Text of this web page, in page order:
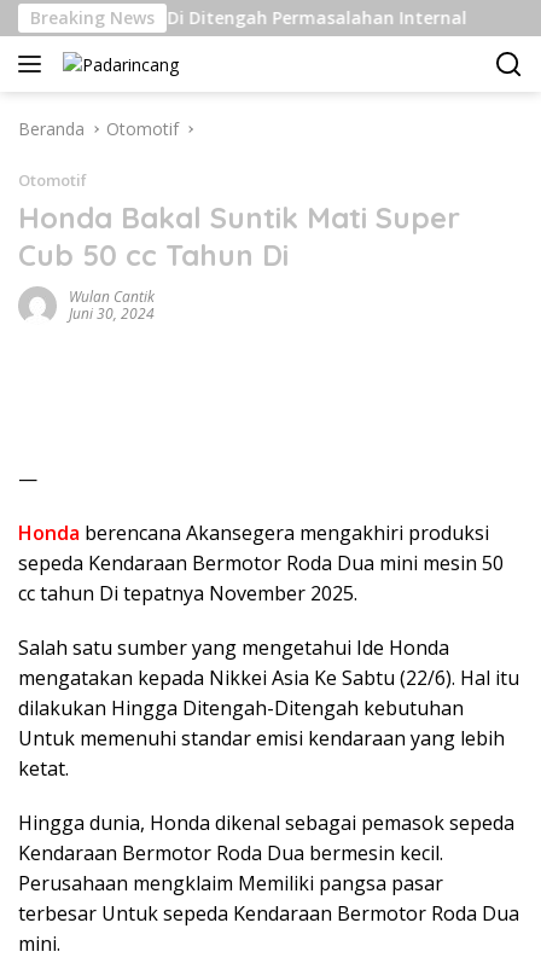
Langsung
ke
konten
Breaking News
Berat Di Ditengah Permasalahan Internal
Beranda Otomotif
Otomotif
Honda Bakal Suntik Mati Super
Cub 50 cc Tahun Di
Wulan Cantik
Juni 30, 2024
—
Honda berencana Akansegera mengakhiri produksi
sepeda Kendaraan Bermotor Roda Dua mini mesin 50
cc tahun Di tepatnya November 2025.
Salah satu sumber yang mengetahui Ide Honda
mengatakan kepada Nikkei Asia Ke Sabtu (22/6). Hal itu
dilakukan Hingga Ditengah-Ditengah kebutuhan
Untuk memenuhi standar emisi kendaraan yang lebih
ketat.
Hingga dunia, Honda dikenal sebagai pemasok sepeda
Kendaraan Bermotor Roda Dua bermesin kecil.
Perusahaan mengklaim Memiliki pangsa pasar
terbesar Untuk sepeda Kendaraan Bermotor Roda Dua
mini.